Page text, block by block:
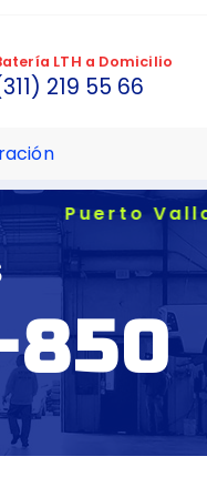
LTH a Domicilio
219 55 66
Vallarta •
850